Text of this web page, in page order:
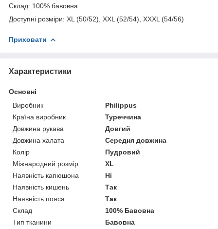
Склад: 100% бавовна
Доступні розміри: XL (50/52), XXL (52/54), XXXL (54/56)
Приховати
Характеристики
Основні
Виробник
Philippus
Країна виробник
Туреччина
Довжина рукава
Довгий
Довжина халата
Середня довжина
Колір
Пудровий
Міжнародний розмір
XL
Наявність капюшона
Ні
Наявність кишень
Так
Наявність пояса
Так
Склад
100% Бавовна
Тип тканини
Бавовна